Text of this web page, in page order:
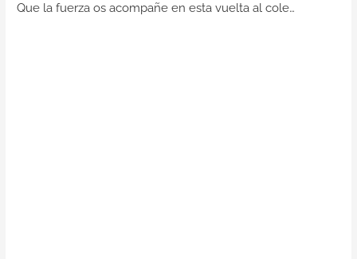
Que la fuerza os acompañe en esta vuelta al cole…